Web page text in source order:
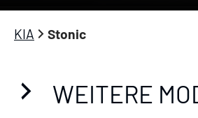
KIA Stonic
WEITERE